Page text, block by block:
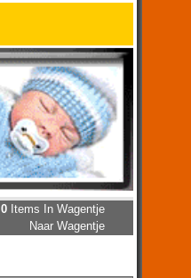
0Items In Wagentje
Naar Wagentje